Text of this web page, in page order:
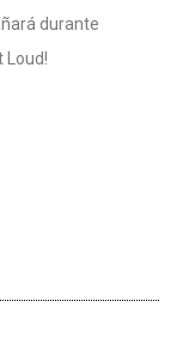
durante
Loud!